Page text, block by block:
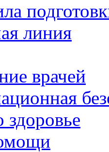
линия
врачей
здоровье